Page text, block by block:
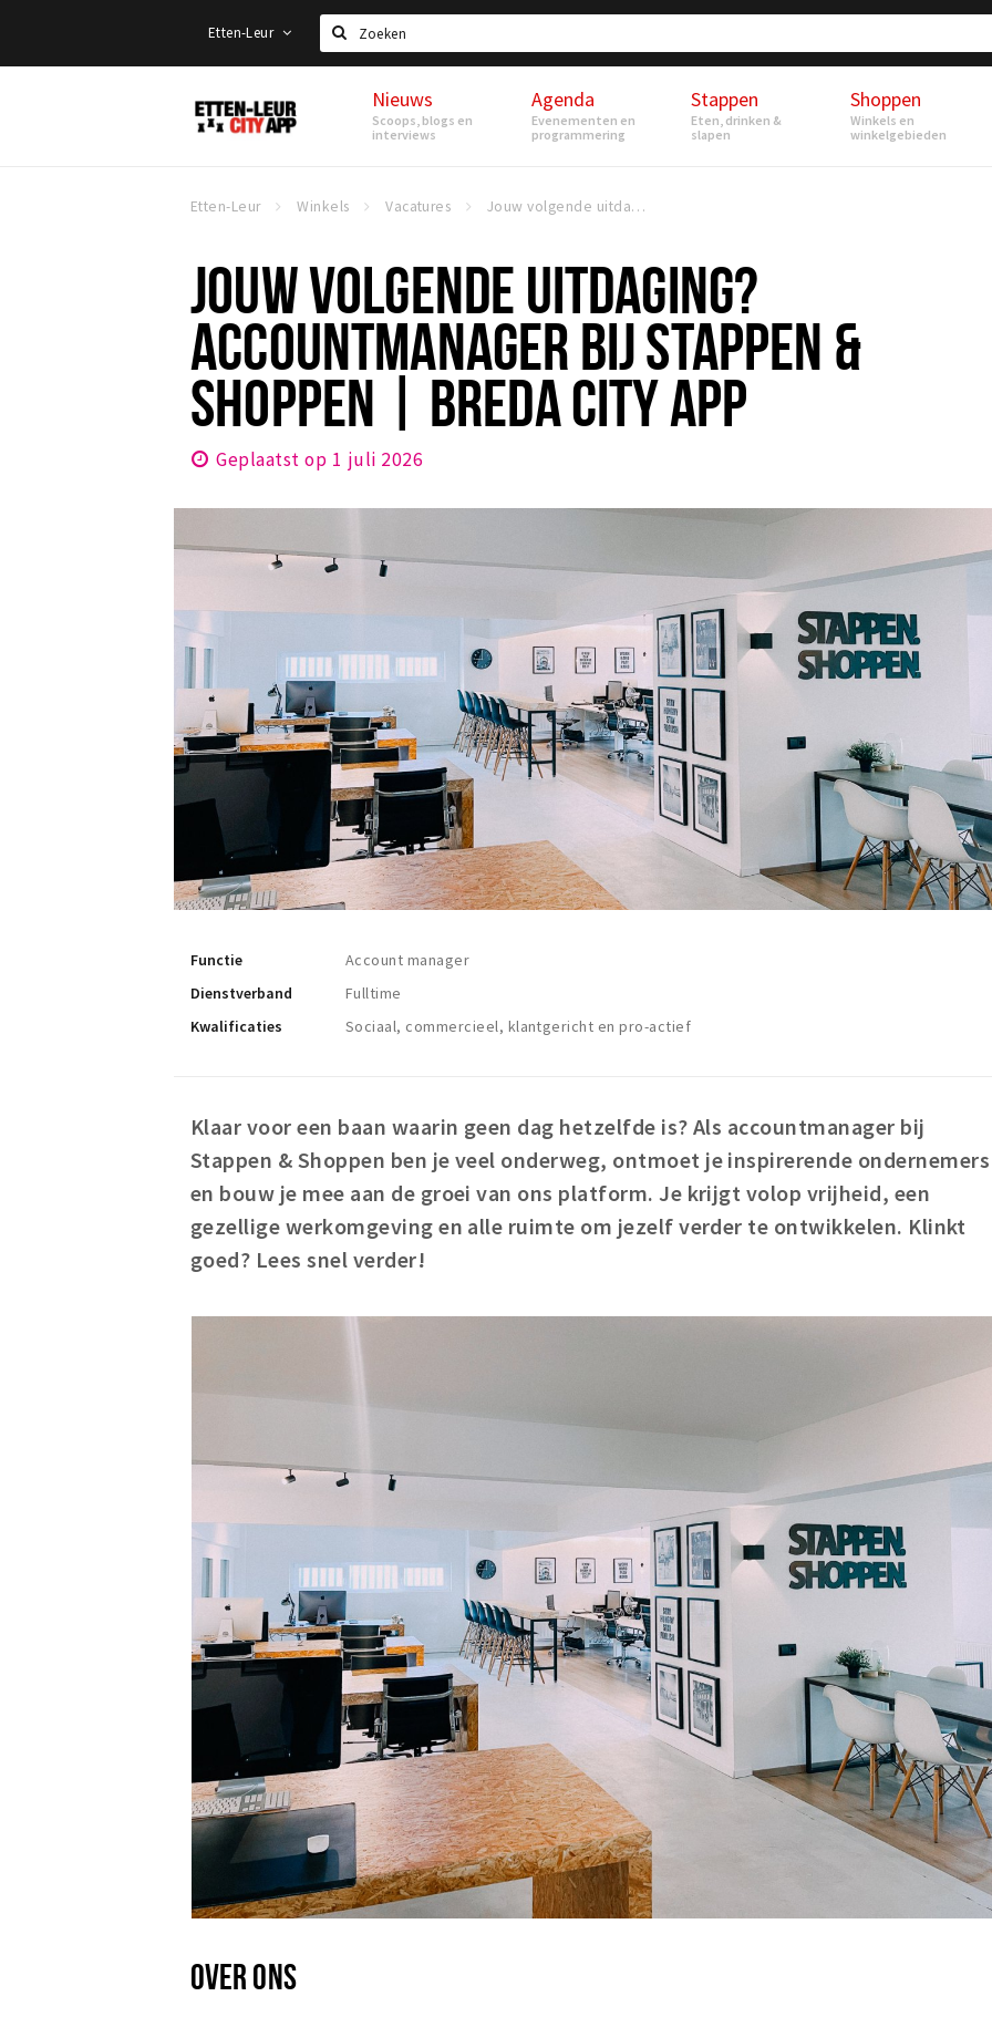
Etten-Leur
Zoeken
Etten-
Leur
Nieuws
Scoops, blogs en
interviews
Agenda
Evenementen en
programmering
Stappen
Eten, drinken &
slapen
Shoppen
Winkels en
winkelgebieden
Etten-Leur Winkels Vacatures Jouw volgende uitdaging? Accountmanager bij Stappen & Shoppen | Breda City App
JOUW VOLGENDE UITDAGING?
ACCOUNTMANAGER BIJ STAPPEN &
SHOPPEN | BREDA CITY APP
Geplaatst op 1 juli 2026
Functie
Account manager
Dienstverband
Fulltime
Kwalificaties
Sociaal, commercieel, klantgericht en pro-actief
Klaar voor een baan waarin geen dag hetzelfde is? Als accountmanager bij
Stappen & Shoppen ben je veel onderweg, ontmoet je inspirerende ondernemers
en bouw je mee aan de groei van ons platform. Je krijgt volop vrijheid, een
gezellige werkomgeving en alle ruimte om jezelf verder te ontwikkelen. Klinkt
goed? Lees snel verder!
OVER ONS